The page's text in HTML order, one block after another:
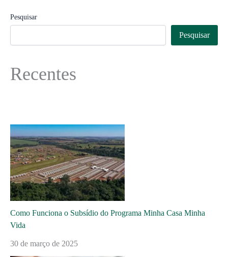
Pesquisar
Pesquisar
Recentes
Como Funciona o Subsídio do Programa Minha Casa Minha
Vida
30 de março de 2025